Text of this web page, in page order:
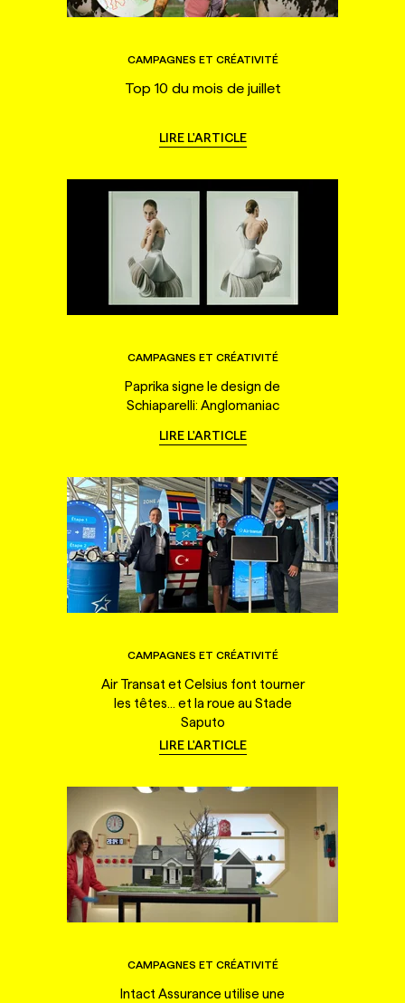
CAMPAGNES ET CRÉATIVITÉ
Top 10 du mois de juillet
LIRE L'ARTICLE
CAMPAGNES ET CRÉATIVITÉ
Paprika signe le design de
Schiaparelli: Anglomaniac
LIRE L'ARTICLE
CAMPAGNES ET CRÉATIVITÉ
Air Transat et Celsius font tourner
les têtes... et la roue au Stade
Saputo
LIRE L'ARTICLE
CAMPAGNES ET CRÉATIVITÉ
Intact Assurance utilise une